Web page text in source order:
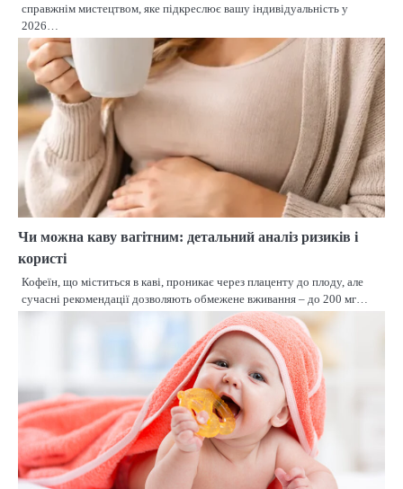
справжнім мистецтвом, яке підкреслює вашу індивідуальність у
2026…
Чи можна каву вагітним: детальний аналіз ризиків і
користі
Кофеїн, що міститься в каві, проникає через плаценту до плоду, але
сучасні рекомендації дозволяють обмежене вживання – до 200 мг…